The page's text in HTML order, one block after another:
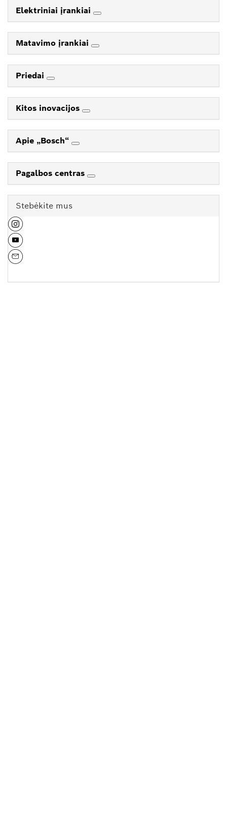
Elektriniai įrankiai
Matavimo įrankiai
Priedai
Kitos inovacijos
Apie „Bosch“
Pagalbos centras
Stebėkite mus